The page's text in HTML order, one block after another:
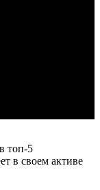
топ-5
в своем активе